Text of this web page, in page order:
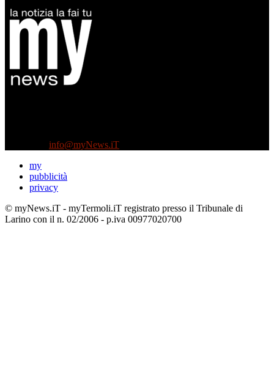
info@myNews.iT
my
pubblicità
privacy
© myNews.iT - myTermoli.iT registrato presso il Tribunale di
Larino con il n. 02/2006 - p.iva 00977020700